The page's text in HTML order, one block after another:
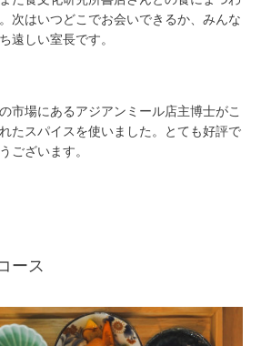
次はいつどこでお会いできるか、みんな
遠しい室長です。
市場にあるアジアンミール店主博士がこ
たスパイスを使いました。とても好評で
ございます。
ース